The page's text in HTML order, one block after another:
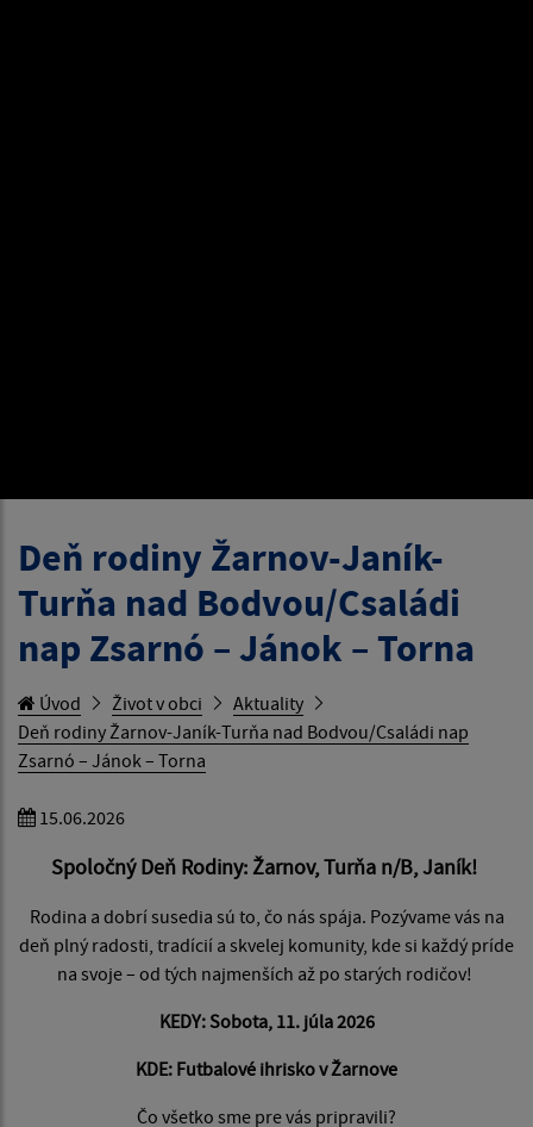
Deň rodiny Žarnov-Janík-
Turňa nad Bodvou/Családi
nap Zsarnó – Jánok – Torna
Úvod Život v obci
Aktuality
Deň rodiny Žarnov-Janík-Turňa nad Bodvou/Családi nap
Zsarnó – Jánok – Torna
15.06.2026
Spoločný Deň Rodiny: Žarnov, Turňa n/B, Janík!
Rodina a dobrí susedia sú to, čo nás spája. Pozývame vás na
deň plný radosti, tradícií a skvelej komunity, kde si každý príde
na svoje – od tých najmenších až po starých rodičov!
KEDY: Sobota, 11. júla 2026
KDE: Futbalové ihrisko v Žarnove
Čo všetko sme pre vás pripravili?